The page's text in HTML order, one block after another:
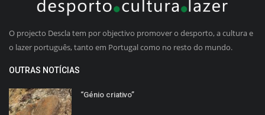
O projecto Descla tem por objectivo promover o desporto, a cultura e
o lazer português, tanto em Portugal como no resto do mundo.
OUTRAS NOTÍCIAS
“Génio criativo”